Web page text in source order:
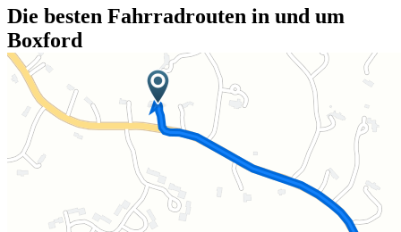
Die besten Fahrradrouten in und um
Boxford